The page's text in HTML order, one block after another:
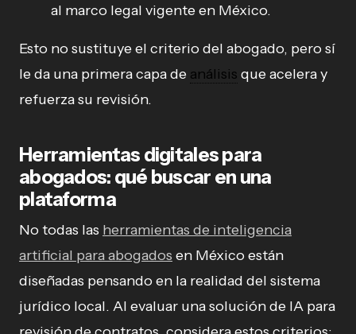
al marco legal vigente en México.
Esto no sustituye el criterio del abogado, pero sí
le da una primera capa de análisis que acelera y
refuerza su revisión.
Herramientas digitales para
abogados: qué buscar en una
plataforma
No todas las herramientas de inteligencia
artificial para abogados en México están
diseñadas pensando en la realidad del sistema
jurídico local. Al evaluar una solución de IA para